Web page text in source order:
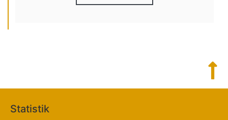
Statistik